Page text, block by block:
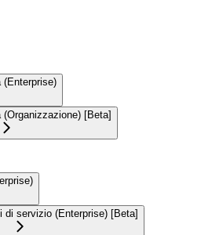
(Enterprise)
[Beta]
di servizio (Enterprise) [Beta]